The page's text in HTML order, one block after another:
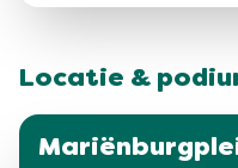
Locatie &